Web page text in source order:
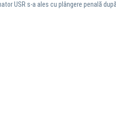
USR s-a ales cu plângere penală